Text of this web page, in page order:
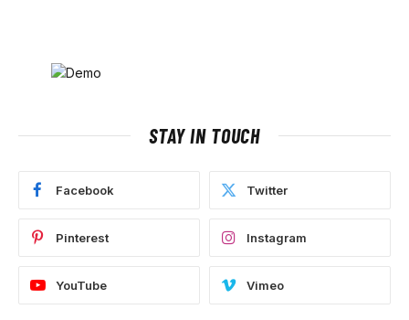
STAY IN TOUCH
Facebook Twitter
Pinterest Instagram
YouTube Vimeo